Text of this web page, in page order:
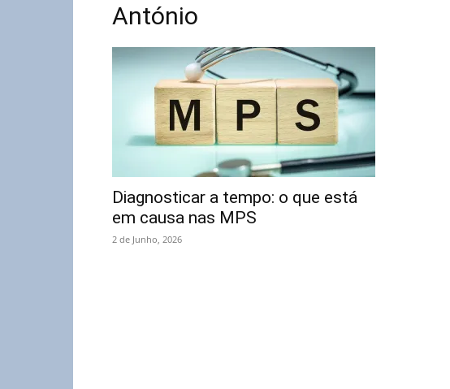
António
Diagnosticar a tempo: o que está
em causa nas MPS
2 de Junho, 2026